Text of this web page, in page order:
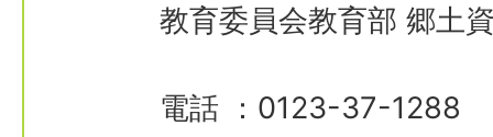
教育委員会教育部 郷土
電話 ：0123-37-1288